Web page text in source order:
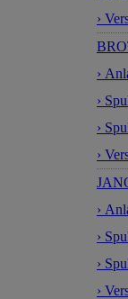
›
›
›
›
›
›
›
›
›